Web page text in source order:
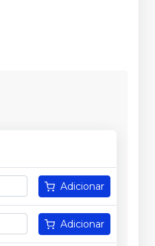
Adicionar
Adicionar